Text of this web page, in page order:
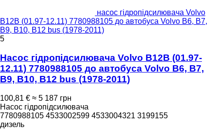
насос гідропідсилювача Volvo
B12B (01.97-12.11) 7780988105 до автобуса Volvo B6, B7,
B9, B10, B12 bus (1978-2011)
5
Насос гідропідсилювача Volvo B12B (01.97-
12.11) 7780988105 до автобуса Volvo B6, B7,
B9, B10, B12 bus (1978-2011)
100,81 € ≈ 5 187 грн
Насос гідропідсилювача
7780988105 4533002599 4533004321 3199155
дизель